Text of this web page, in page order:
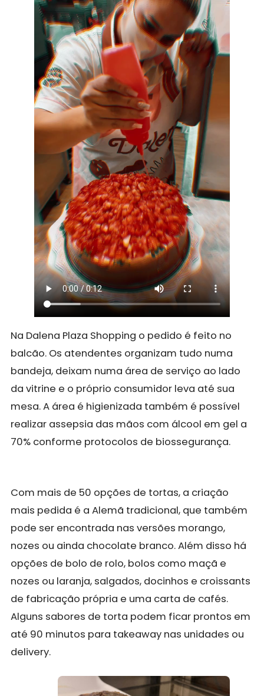
Na Dalena Plaza Shopping o pedido é feito no
balcão. Os atendentes organizam tudo numa
bandeja, deixam numa área de serviço ao lado
da vitrine e o próprio consumidor leva até sua
mesa. A área é higienizada também é possível
realizar assepsia das mãos com álcool em gel a
70% conforme protocolos de biossegurança.
Com mais de 50 opções de tortas, a criação
mais pedida é a Alemã tradicional, que também
pode ser encontrada nas versões morango,
nozes ou ainda chocolate branco. Além disso há
opções de bolo de rolo, bolos como maçã e
nozes ou laranja, salgados, docinhos e croissants
de fabricação própria e uma carta de cafés.
Alguns sabores de torta podem ficar prontos em
até 90 minutos para takeaway nas unidades ou
delivery.